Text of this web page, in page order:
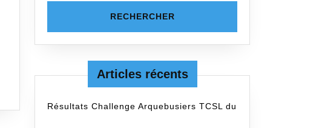
Articles récents
Résultats Challenge Arquebusiers TCSL du